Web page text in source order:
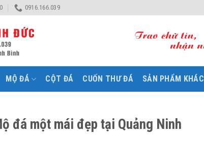
0916.166.039
MỘ ĐÁ CỘT ĐÁ CUỐN THƯ ĐÁ SẢN PHẨM KHÁC
đá một mái đẹp tại Quảng Ninh